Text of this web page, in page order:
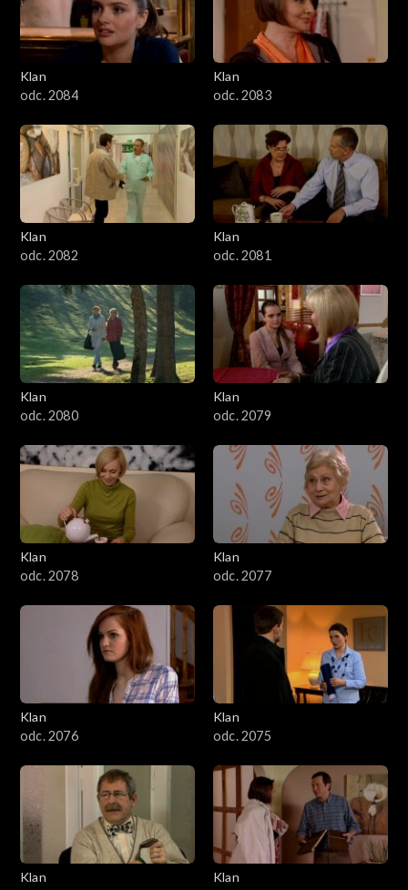
1701–1800
1601–1700
1501–1600
1401–1500
1301–1400
1201–1300
1101–1200
1001–1100
901–1000
801–900
701–800
601–700
501–600
201–300
101–200
1–100
Klan
odc. 2084
Klan
odc. 2083
Klan
odc. 2082
Klan
odc. 2081
Klan
odc. 2080
Klan
odc. 2079
Klan
odc. 2078
Klan
odc. 2077
Klan
odc. 2076
Klan
odc. 2075
Klan
Klan